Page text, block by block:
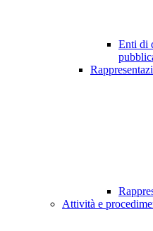
Enti di
Attività e